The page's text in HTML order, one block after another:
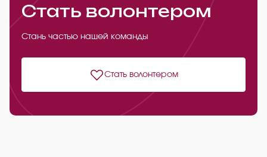
Стать волонтером
Стань частью нашей команды
Стать волонтером